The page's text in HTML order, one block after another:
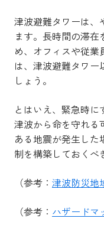
津波避難タワーは、
ます。長時間の滞
め、オフィスや従
は、津波避難タワ
しょう。
とはいえ、緊急時に
津波から命を守れる
ある地震が発生し
制を構築しておくべ
（参考： 津波防災地
（参考： ハザードマ